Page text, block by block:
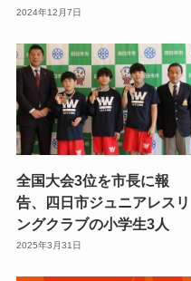
2024年12月7日
全国大会3位を市長に報
告、四日市ジュニアレスリ
ングクラブの小学生3人
2025年3月31日